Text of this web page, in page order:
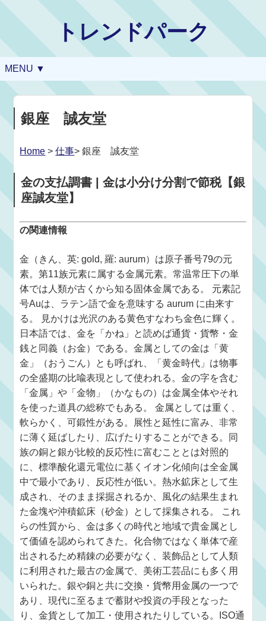
トレンドパーク
MENU ▼
銀座 誠友堂
Home >仕事> 銀座 誠友堂
金の支払調書 | 金は小分け分割で節税【銀
座誠友堂】
の関連情報
金（きん、英: gold, 羅: aurum）は原子番号79の元
素。第11族元素に属する金属元素。常温常圧下の単
体では人類が古くから知る固体金属である。 元素記
号Auは、ラテン語で金を意味する aurum に由来す
る。 見かけは光沢のある黄色すなわち金色に輝く。
日本語では、金を「かね」と読めば通貨・貨幣・金
銭と同義（お金）である。金属としての金は「黄
金」（おうごん）とも呼ばれ、「黄金時代」は物事
の全盛期の比喩表現として使われる。金の字を含む
「金属」や「金物」（かなもの）は金属全体やそれ
を使った道具の総称でもある。 金属としては重く、
軟らかく、可鍛性がある。展性と延性に富み、非常
に薄く延ばしたり、広げたりすることができる。同
族の銅と銀が比較的反応性に富むこととは対照的
に、標準酸化還元電位に基くイオン化傾向は全金属
中で最小であり、反応性が低い。熱水鉱床として生
成され、そのまま採掘されるか、風化の結果生まれ
た金塊や沖積鉱床（砂金）として採集される。 これ
らの性質から、金は多くの時代と地域で貴金属とし
て価値を認められてきた。化合物ではなく単体で産
出されるため精錬の必要がなく、装飾品として人類
に利用された最古の金属で、美術工芸品にも多く用
いられた。銀や銅と共に交換・貨幣用金属の一つで
あり、現代に至るまで蓄財や投資の手段となった
り、金貨として加工・使用されたりしている。ISO通